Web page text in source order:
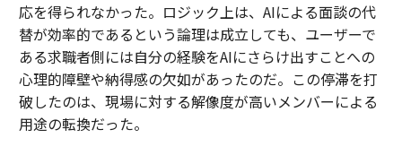
応を得られなかった。ロジック上は、AIによる面談の代
替が効率的であるという論理は成立しても、ユーザーで
ある求職者側には自分の経験をAIにさらけ出すことへの
心理的障壁や納得感の欠如があったのだ。この停滞を打
破したのは、現場に対する解像度が高いメンバーによる
用途の転換だった。